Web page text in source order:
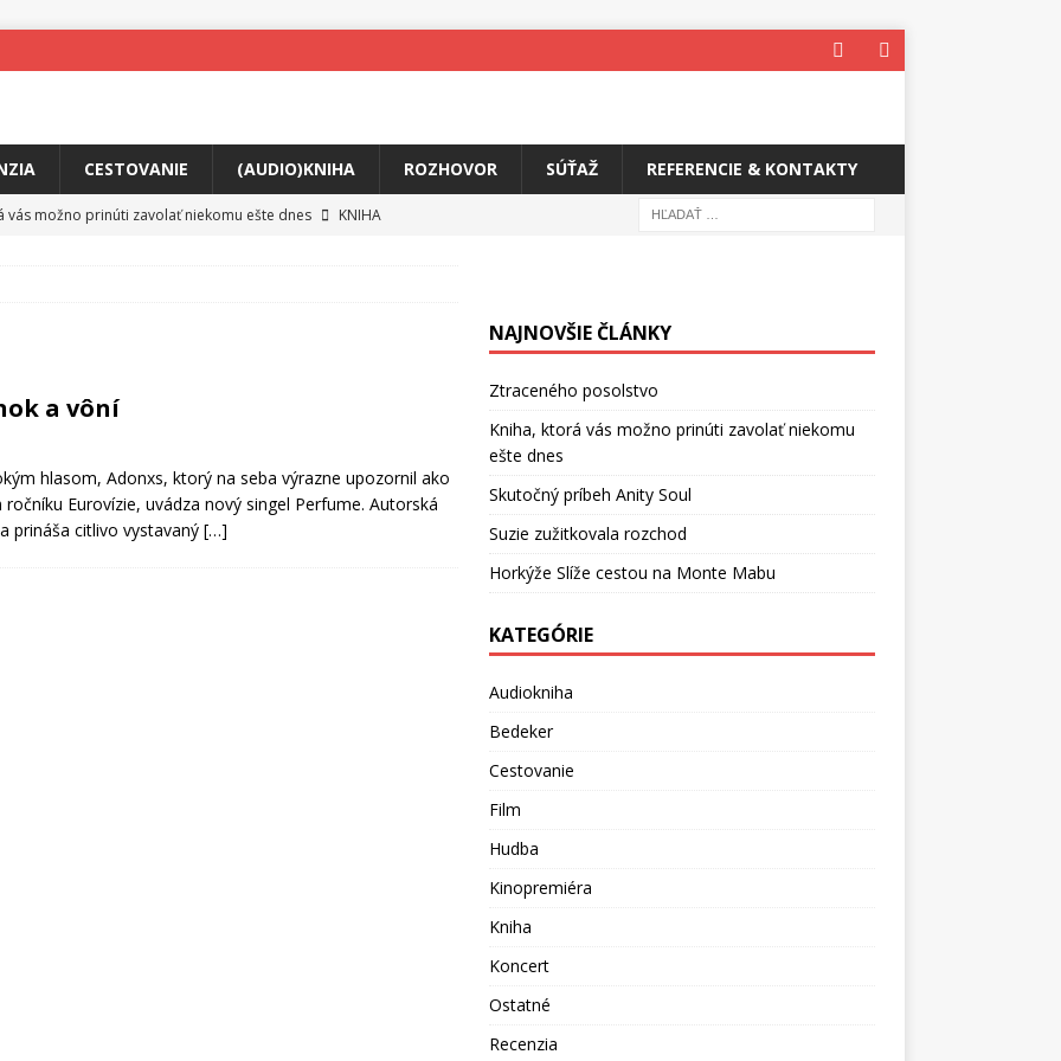
CESTOVANIE (AUDIO)KNIHA ROZHOVOR SÚŤAŽ REFERENCIE & KONTAKTY
vás možno prinúti zavolať niekomu ešte dnes
KNIHA
plný tajomstiev
a vôní
hlasom, Adonxs, ktorý na seba výrazne upozornil ako
Eurovízie, uvádza nový singel Perfume. Autorská
prináša citlivo vystavaný […]
NAJNOVŠIE ČLÁNKY
Ztraceného posolstvo
Kniha, ktorá vás možno prinúti zavolať niekomu
ešte dnes
Skutočný príbeh Anity Soul
Suzie zužitkovala rozchod
Horkýže Slíže cestou na Monte Mabu
KATEGÓRIE
Audiokniha
Bedeker
Cestovanie
Film
Hudba
Kinopremiéra
Kniha
Koncert
Ostatné
Recenzia